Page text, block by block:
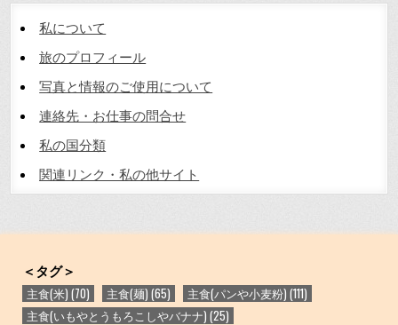
私について
旅のプロフィール
写真と情報のご使用について
連絡先・お仕事の問合せ
私の国分類
関連リンク・私の他サイト
＜タグ＞
主食(米) (70) 主食(麺) (65) 主食(パンや小麦粉) (111)
主食(いもやとうもろこしやバナナ) (25)